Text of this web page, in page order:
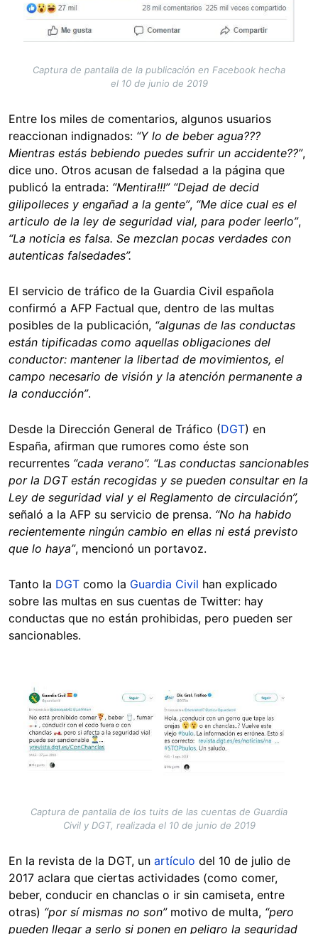
Captura de pantalla de la publicación en Facebook hecha
el 10 de junio de 2019
Entre los miles de comentarios, algunos usuarios
reaccionan indignados: “Y lo de beber agua???
Mientras estás bebiendo puedes sufrir un accidente??”,
dice uno. Otros acusan de falsedad a la página que
publicó la entrada: “Mentira!!!” “Dejad de decid
gilipolleces y engañad a la gente”, “Me dice cual es el
articulo de la ley de seguridad vial, para poder leerlo”,
“La noticia es falsa. Se mezclan pocas verdades con
autenticas falsedades”.
El servicio de tráfico de la Guardia Civil española
confirmó a AFP Factual que, dentro de las multas
posibles de la publicación, “algunas de las conductas
están tipificadas como aquellas obligaciones del
conductor: mantener la libertad de movimientos, el
campo necesario de visión y la atención permanente a
la conducción”.
Desde la Dirección General de Tráfico (DGT) en
España, afirman que rumores como éste son
recurrentes “cada verano”. “Las conductas sancionables
por la DGT están recogidas y se pueden consultar en la
Ley de seguridad vial y el Reglamento de circulación”,
señaló a la AFP su servicio de prensa. “No ha habido
recientemente ningún cambio en ellas ni está previsto
que lo haya”, mencionó un portavoz.
Tanto la DGT como la Guardia Civil han explicado
sobre las multas en sus cuentas de Twitter: hay
conductas que no están prohibidas, pero pueden ser
sancionables.
Image
Captura de pantalla de los tuits de las cuentas de Guardia
Civil y DGT, realizada el 10 de junio de 2019
En la revista de la DGT, un artículo del 10 de julio de
2017 aclara que ciertas actividades (como comer,
beber, conducir en chanclas o ir sin camiseta, entre
otras) “por sí mismas no son”motivo de multa, “pero
pueden llegar a serlo si ponen en peligro la seguridad